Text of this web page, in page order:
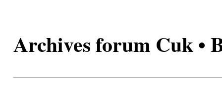
Archives forum Cuk •